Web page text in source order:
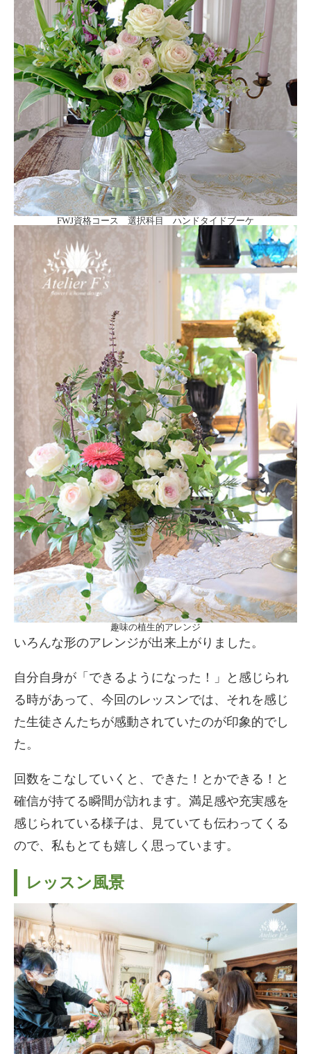
FWJ資格コース 選択科目 ハンドタイドブーケ
趣味の植生的アレンジ
いろんな形のアレンジが出来上がりました。
自分自身が「できるようになった！」と感じられ
る時があって、今回のレッスンでは、それを感じ
た生徒さんたちが感動されていたのが印象的でし
た。
回数をこなしていくと、できた！とかできる！と
確信が持てる瞬間が訪れます。満足感や充実感を
感じられている様子は、見ていても伝わってくる
ので、私もとても嬉しく思っています。
レッスン風景